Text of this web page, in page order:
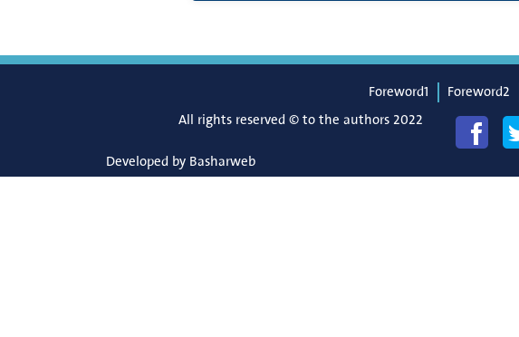
Foreword1 Foreword2
All rights reserved © to the authors 2022
Developed by Basharweb